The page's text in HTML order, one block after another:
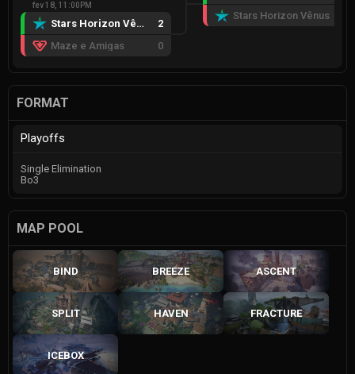
fev 18, 11:00PM
Stars Horizon Vênus
2
Maze e Amigas
0
Stars Horizon Vênus
FORMAT
Playoffs
Single Elimination
Bo3
MAP POOL
BIND BREEZE ASCENT
SPLIT HAVEN FRACTURE
ICEBOX